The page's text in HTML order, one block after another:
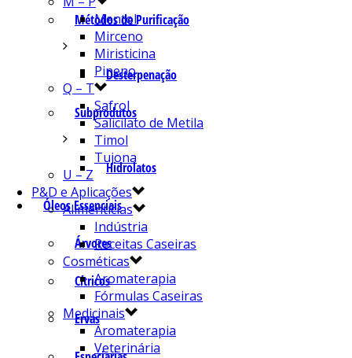
Métodos de Purificação
Desterpenação
Subprodutos
Hidrolatos
Óleos Essenciais
Árvores
Cítricos
Ervas
Mentol
Mirceno
Miristicina
Pineno
Q – T
Safrol
Salicilato de Metila
Timol
Tujona
U – Z
P&D e Aplicações
Alimentícias
Indústria
Receitas Caseiras
Cosméticas
Aromaterapia
Fórmulas Caseiras
Medicinais
Aromaterapia
Veterinária